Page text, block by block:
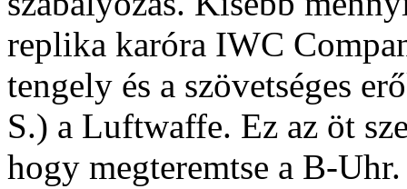
replika karóra IWC
tengely és a szövetséges
S.) a Luftwaffe. Ez az öt
hogy megteremtse a B-Uhr.